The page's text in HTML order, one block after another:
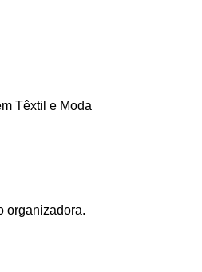
Têxtil e Moda
organizadora.